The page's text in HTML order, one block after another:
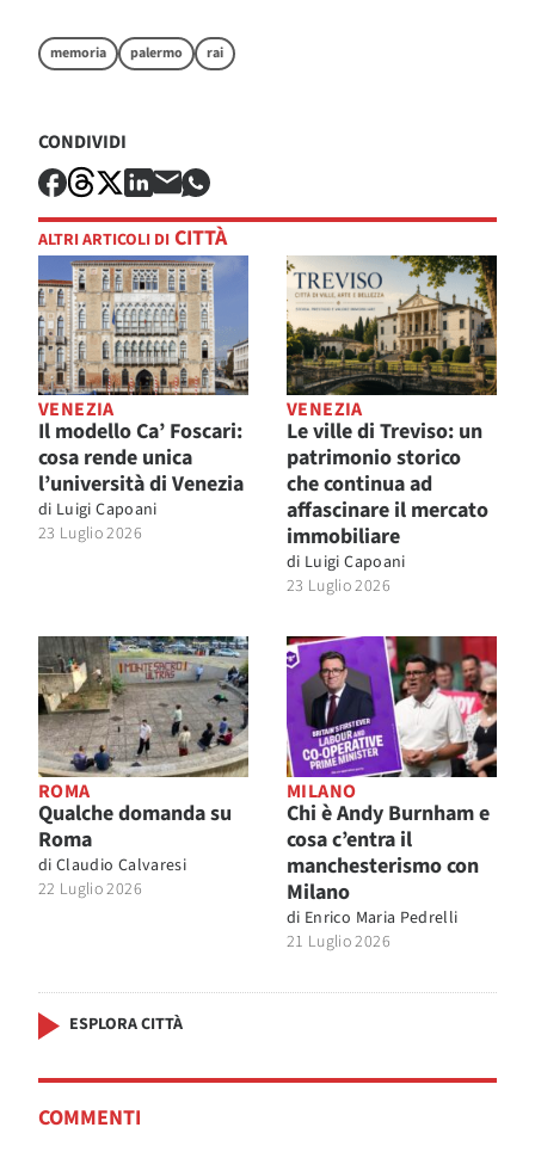
memoria palermo rai
CONDIVIDI
ALTRI ARTICOLI DI CITTÀ
VENEZIA
Il modello Ca’ Foscari:
cosa rende unica
l’università di Venezia
di Luigi Capoani
23 Luglio 2026
VENEZIA
Le ville di Treviso: un
patrimonio storico
che continua ad
affascinare il mercato
immobiliare
di Luigi Capoani
23 Luglio 2026
ROMA
Qualche domanda su
Roma
di Claudio Calvaresi
22 Luglio 2026
MILANO
Chi è Andy Burnham e
cosa c’entra il
manchesterismo con
Milano
di Enrico Maria Pedrelli
21 Luglio 2026
ESPLORA CITTÀ
COMMENTI